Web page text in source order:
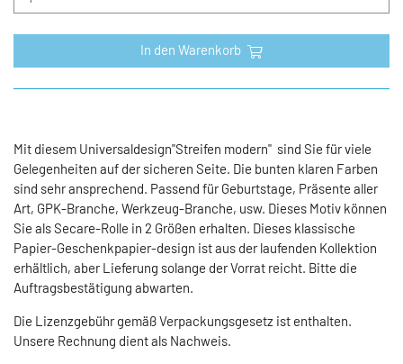
In den Warenkorb
Mit diesem Universaldesign"Streifen modern" sind Sie für viele
Gelegenheiten auf der sicheren Seite. Die bunten klaren Farben
sind sehr ansprechend. Passend für Geburtstage, Präsente aller
Art, GPK-Branche, Werkzeug-Branche, usw. Dieses Motiv können
Sie als Secare-Rolle in 2 Größen erhalten. Dieses klassische
Papier-Geschenkpapier-design ist aus der laufenden Kollektion
erhältlich, aber Lieferung solange der Vorrat reicht. Bitte die
Auftragsbestätigung abwarten.
Die Lizenzgebühr gemäß Verpackungsgesetz ist enthalten.
Unsere Rechnung dient als Nachweis.